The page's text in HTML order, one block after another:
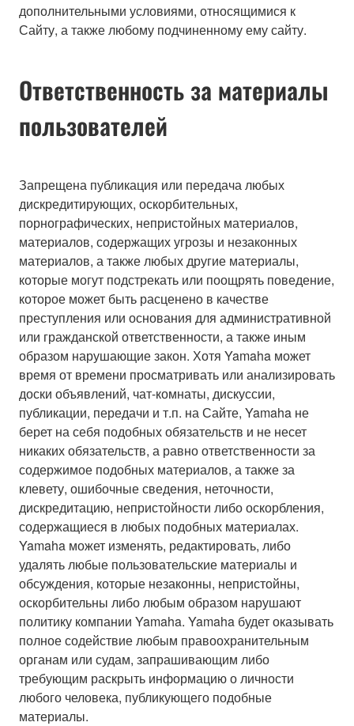
дополнительными условиями, относящимися к
Сайту, а также любому подчиненному ему сайту.
Ответственность за материалы
пользователей
Запрещена публикация или передача любых
дискредитирующих, оскорбительных,
порнографических, непристойных материалов,
материалов, содержащих угрозы и незаконных
материалов, а также любых другие материалы,
которые могут подстрекать или поощрять поведение,
которое может быть расценено в качестве
преступления или основания для административной
или гражданской ответственности, а также иным
образом нарушающие закон. Хотя Yamaha может
время от времени просматривать или анализировать
доски объявлений, чат-комнаты, дискуссии,
публикации, передачи и т.п. на Сайте, Yamaha не
берет на себя подобных обязательств и не несет
никаких обязательств, а равно ответственности за
содержимое подобных материалов, а также за
клевету, ошибочные сведения, неточности,
дискредитацию, непристойности либо оскорбления,
содержащиеся в любых подобных материалах.
Yamaha может изменять, редактировать, либо
удалять любые пользовательские материалы и
обсуждения, которые незаконны, непристойны,
оскорбительны либо любым образом нарушают
политику компании Yamaha. Yamaha будет оказывать
полное содействие любым правоохранительным
органам или судам, запрашивающим либо
требующим раскрыть информацию о личности
любого человека, публикующего подобные
материалы.